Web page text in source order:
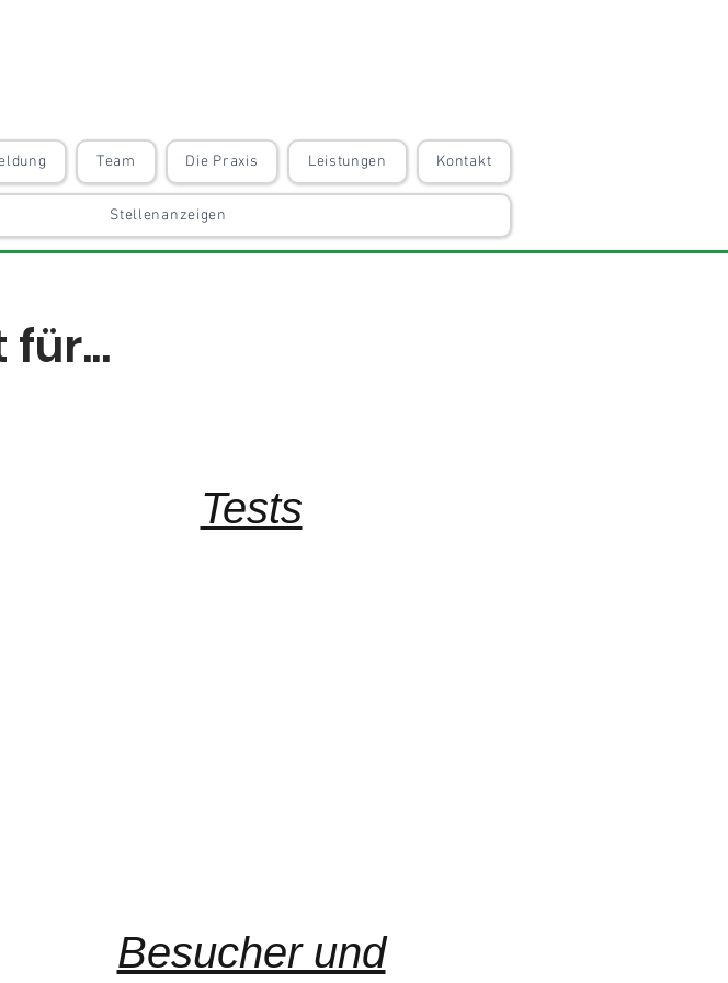
Team Die Praxis Leistungen Kontakt
Stellenanzeigen
Tests
Besucher und